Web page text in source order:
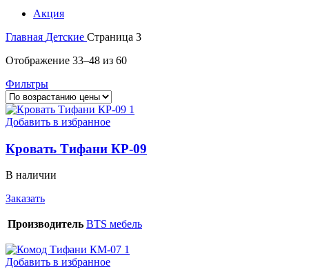
Акция
Главная Детские Страница 3
Отображение 33–48 из 60Цены:
Фильтры
Добавить в избранное
Кровать Тифани КР-09
В наличии
Заказать
Производитель BTS мебель
Добавить в избранное